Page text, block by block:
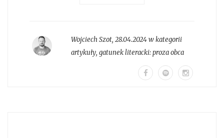
Wojciech Szot, 28.04.2024 w kategorii
artykuły, gatunek literacki:proza obca